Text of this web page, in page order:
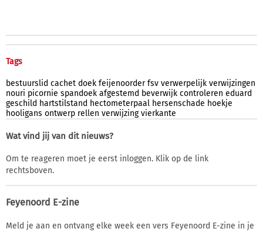
Tags
bestuurslid cachet doek feijenoorder fsv verwerpelijk verwijzingen
nouri picornie spandoek afgestemd beverwijk controleren eduard
geschild hartstilstand hectometerpaal hersenschade hoekje
hooligans ontwerp rellen verwijzing vierkante
Wat vind jij van dit nieuws?
Om te reageren moet je eerst inloggen. Klik op de link
rechtsboven.
Feyenoord E-zine
Meld je aan en ontvang elke week een vers Feyenoord E-zine in je